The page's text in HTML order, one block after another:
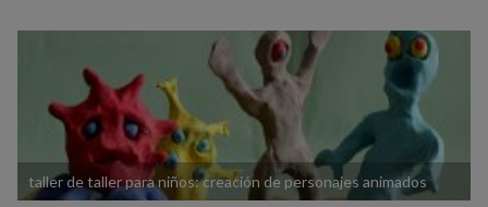
taller de taller para niños: creación de personajes animados